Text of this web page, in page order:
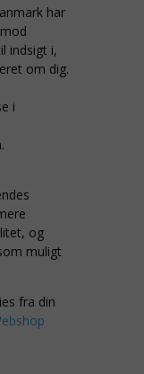
har
indsigt i,
om dig.
i
.
og
muligt
fra din